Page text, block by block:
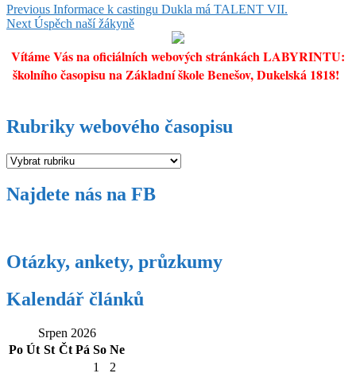
Navigace
pro
příspěvek
Previous Previous
post:
Informace k castingu Dukla má TALENT VII.
Next Next
Úspěch naší žákyně
Vítáme Vás na oficiálních webových stránkách LABYRINTU:
školního časopisu na Základní škole Benešov, Dukelská 1818!
Rubriky webového časopisu
Rubriky
časopisu
Najdete nás na FB
Otázky, ankety, průzkumy
Kalendář článků
Srpen 2026
Po Út St Čt Pá So Ne
1
2